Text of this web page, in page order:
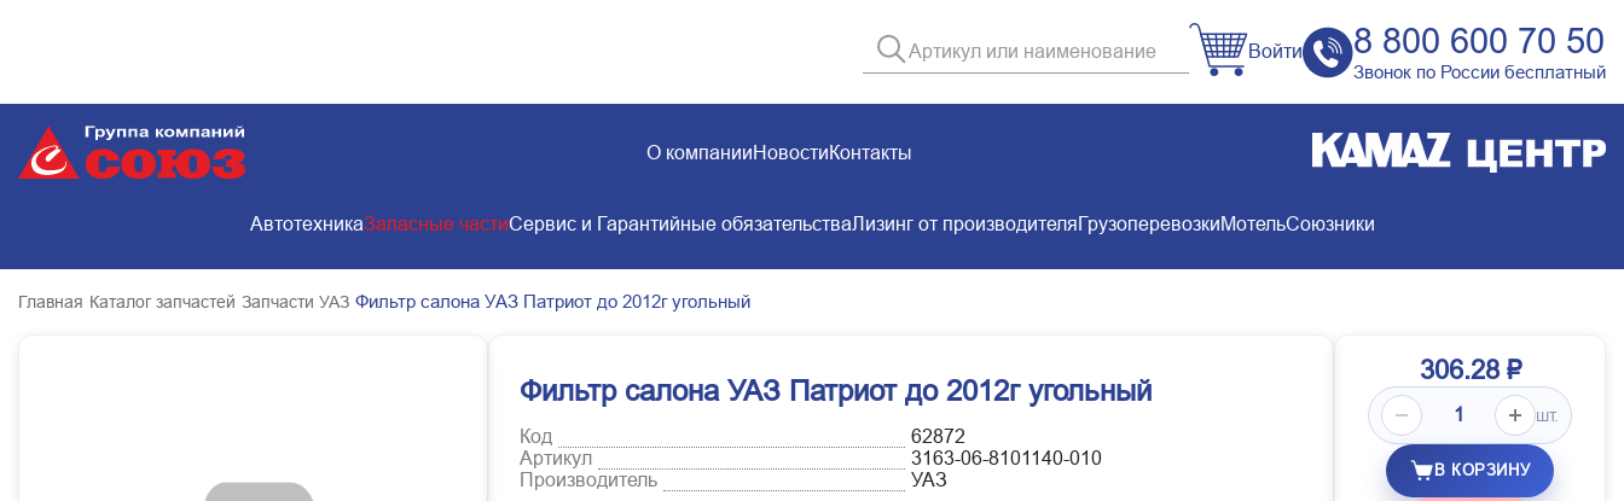
Войти 8 800 600 70 50
Звонок по России бесплатный
О компанииНовостиКонтакты
АвтотехникаЗапасные частиСервис и Гарантийные обязательстваЛизинг от производителяГрузоперевозкиМотельСоюзники
Главная Каталог запчастей Запчасти УАЗ Фильтр салона УАЗ Патриот до 2012г угольный
Фильтр салона УАЗ Патриот до 2012г угольный
Код
62872
Артикул
3163-06-8101140-010
Производитель
УАЗ
306.28 ₽
шт.
В КОРЗИНУ